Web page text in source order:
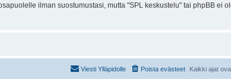
ilman suostumustasi, mutta "SPL keskustelu" tai phpBB ei
Kaikki ajat
Poista evästeet
Viesti Ylläpidolle